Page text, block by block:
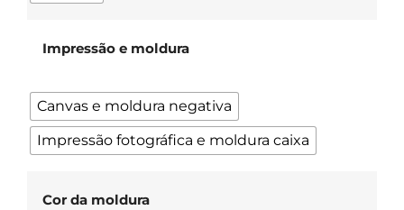
Impressão e moldura
Canvas e moldura negativa
Impressão fotográfica e moldura caixa
Cor da moldura